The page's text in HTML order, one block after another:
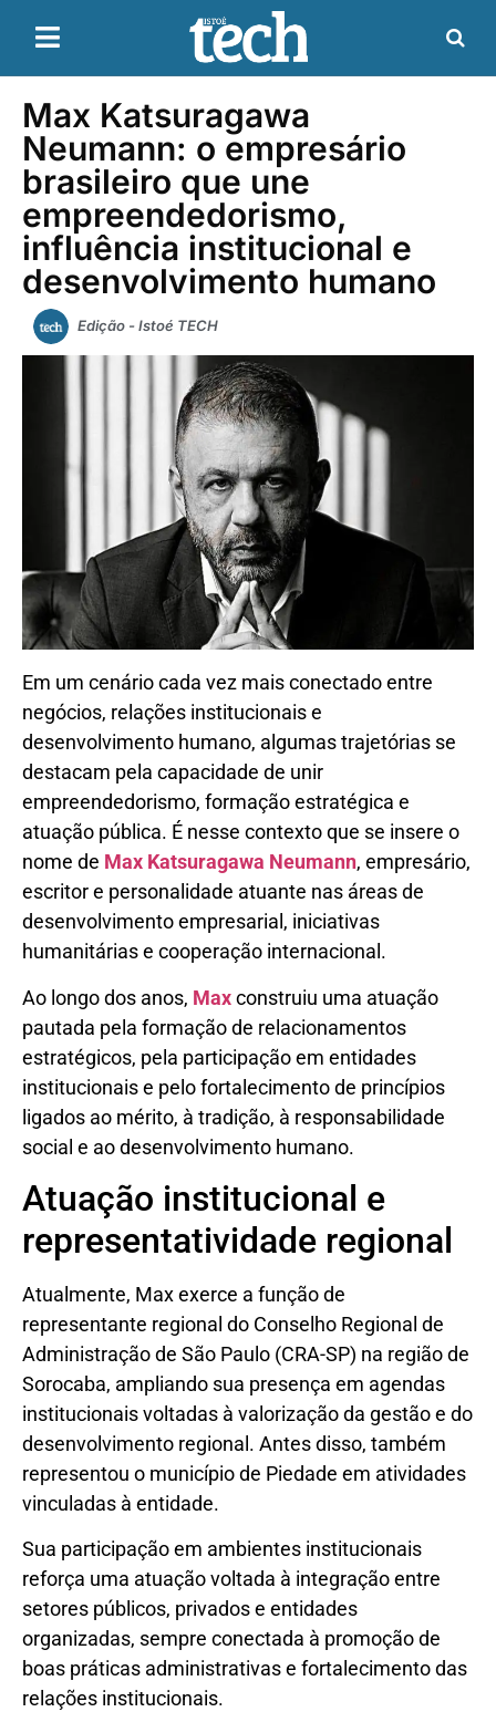
Max Katsuragawa
Neumann: o empresário
brasileiro que une
empreendedorismo,
influência institucional e
desenvolvimento humano
Edição - Istoé TECH
Em um cenário cada vez mais conectado entre
negócios, relações institucionais e
desenvolvimento humano, algumas trajetórias se
destacam pela capacidade de unir
empreendedorismo, formação estratégica e
atuação pública. É nesse contexto que se insere o
nome de Max Katsuragawa Neumann, empresário,
escritor e personalidade atuante nas áreas de
desenvolvimento empresarial, iniciativas
humanitárias e cooperação internacional.
Ao longo dos anos, Maxconstruiu uma atuação
pautada pela formação de relacionamentos
estratégicos, pela participação em entidades
institucionais e pelo fortalecimento de princípios
ligados ao mérito, à tradição, à responsabilidade
social e ao desenvolvimento humano.
Atuação institucional e
representatividade regional
Atualmente, Max exerce a função de
representante regional do Conselho Regional de
Administração de São Paulo (CRA-SP) na região de
Sorocaba, ampliando sua presença em agendas
institucionais voltadas à valorização da gestão e do
desenvolvimento regional. Antes disso, também
representou o município de Piedade em atividades
vinculadas à entidade.
Sua participação em ambientes institucionais
reforça uma atuação voltada à integração entre
setores públicos, privados e entidades
organizadas, sempre conectada à promoção de
boas práticas administrativas e fortalecimento das
relações institucionais.